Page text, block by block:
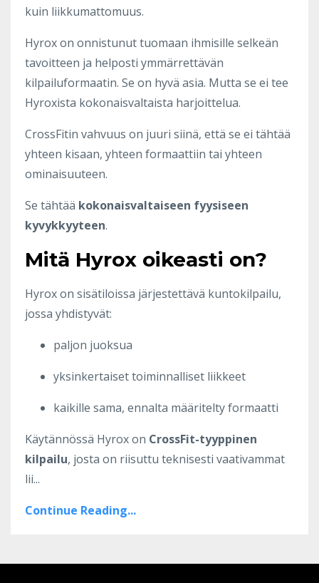
kuin liikkumattomuus.
Hyrox on onnistunut tuomaan ihmisille selkeän
tavoitteen ja helposti ymmärrettävän
kilpailuformaatin. Se on hyvä asia. Mutta se ei tee
Hyroxista kokonaisvaltaista harjoittelua.
CrossFitin vahvuus on juuri siinä, että se ei tähtää
yhteen kisaan, yhteen formaattiin tai yhteen
ominaisuuteen.
Se tähtää kokonaisvaltaiseen fyysiseen
kyvykkyyteen.
Mitä Hyrox oikeasti on?
Hyrox on sisätiloissa järjestettävä kuntokilpailu,
jossa yhdistyvät:
paljon juoksua
yksinkertaiset toiminnalliset liikkeet
kaikille sama, ennalta määritelty formaatti
Käytännössä Hyrox on CrossFit-tyyppinen
kilpailu, josta on riisuttu teknisesti vaativammat
lii...
Continue Reading...